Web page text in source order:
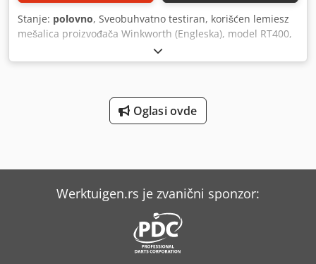
Stanje: polovno, Sveobuhvatno testiran, korišćen lemiesz
mešalica proizvođača Winkworth (Engleska), model RT400,
izrađen od nerđajućeg čelika AISI 316. Materijal: nerđajući
čelik AISI 316 Radna zapremina: 400 litara (u zavisnosti od
pneumatski klapni ventil, centralno postavljen na dnu
Mešalica: visokobrzinska osovina sa zavarenim lopaticama
(chopper – rafiner), direktno pokretana elektro motorom
možete pronaći link ka video snimku koji prikazuje
mešalicu tokom probnog rada: Specifikacija: Zapremina
posude: 105,7 gal Snaga motora: 22 kW Materijal izrade:
nerđajući čelik Sekalice (da/ne): da Broj sekača (1-10): 1
Snaga sekača: 10,057 KS Vakuum interna komora (da/ne):
Oglasi ovde
Werktuigen.rs je zvanični sponzor: